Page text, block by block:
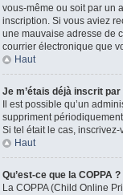
vous-même ou soit par un
inscription. Si vous aviez
une mauvaise adresse de
courrier électronique que
Haut
Je m’étais déjà inscrit
Il est possible qu’un
suppriment
Si tel était le cas,
Haut
Qu’est-ce que la COPPA ?
La COPPA (Child Online